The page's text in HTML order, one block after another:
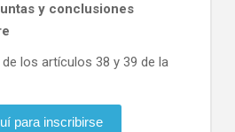
y conclusiones
los artículos 38 y 39 de la
para inscribirse